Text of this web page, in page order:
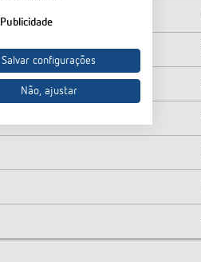
Publicidade
Salvar configurações
Não, ajustar